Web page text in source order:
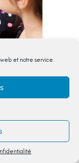
web et notre service.